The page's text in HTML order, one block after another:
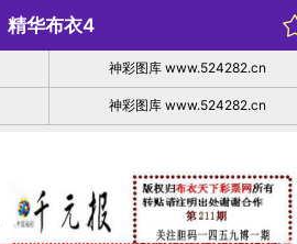
精华布衣4
神彩图库 www.524282.cn
神彩图库 www.524282.cn